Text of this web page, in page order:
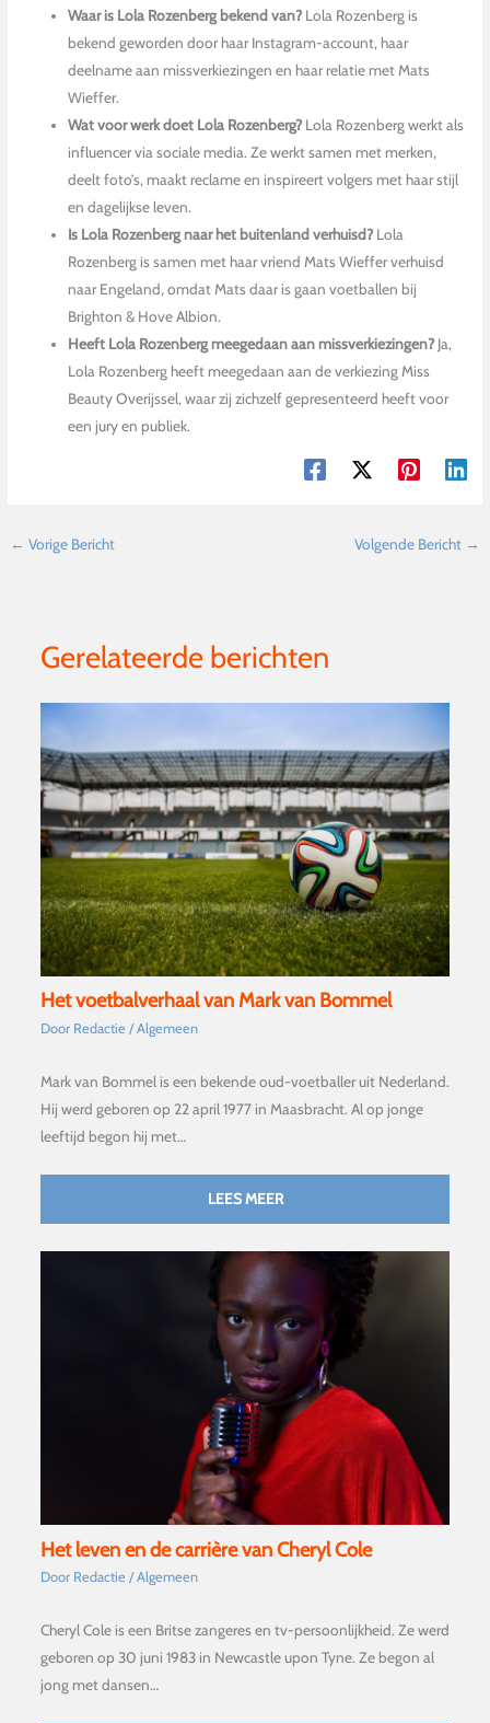
Waar is Lola Rozenberg bekend van? Lola Rozenberg is
bekend geworden door haar Instagram-account, haar
deelname aan missverkiezingen en haar relatie met Mats
Wieffer.
Wat voor werk doet Lola Rozenberg? Lola Rozenberg werkt als
influencer via sociale media. Ze werkt samen met merken,
deelt foto’s, maakt reclame en inspireert volgers met haar stijl
en dagelijkse leven.
Is Lola Rozenberg naar het buitenland verhuisd? Lola
Rozenberg is samen met haar vriend Mats Wieffer verhuisd
naar Engeland, omdat Mats daar is gaan voetballen bij
Brighton & Hove Albion.
Heeft Lola Rozenberg meegedaan aan missverkiezingen? Ja,
Lola Rozenberg heeft meegedaan aan de verkiezing Miss
Beauty Overijssel, waar zij zichzelf gepresenteerd heeft voor
een jury en publiek.
← Vorige Bericht Volgende Bericht →
Gerelateerde berichten
Het voetbalverhaal van Mark van Bommel
Door Redactie /Algemeen
Mark van Bommel is een bekende oud-voetballer uit Nederland.
Hij werd geboren op 22 april 1977 in Maasbracht. Al op jonge
leeftijd begon hij met…
LEES MEER
Het leven en de carrière van Cheryl Cole
Door Redactie /Algemeen
Cheryl Cole is een Britse zangeres en tv-persoonlijkheid. Ze werd
geboren op 30 juni 1983 in Newcastle upon Tyne. Ze begon al
jong met dansen…